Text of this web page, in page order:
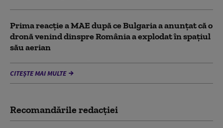
Prima reacție a MAE după ce Bulgaria a anunţat că o
dronă venind dinspre România a explodat în spaţiul
său aerian
CITEȘTE MAI MULTE
Recomandările redacţiei